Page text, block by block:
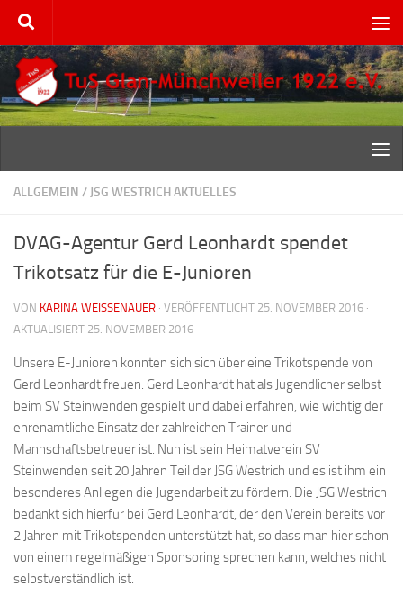
Zum Inhalt springen
ALLGEMEIN /JSG WESTRICH AKTUELLES
DVAG-Agentur Gerd Leonhardt spendet
Trikotsatz für die E-Junioren
VON KARINA WEISSENAUER · VERÖFFENTLICHT 25. NOVEMBER 2016 ·
AKTUALISIERT 25. NOVEMBER 2016
Unsere E-Junioren konnten sich sich über eine Trikotspende von
Gerd Leonhardt freuen. Gerd Leonhardt hat als Jugendlicher selbst
beim SV Steinwenden gespielt und dabei erfahren, wie wichtig der
ehrenamtliche Einsatz der zahlreichen Trainer und
Mannschaftsbetreuer ist. Nun ist sein Heimatverein SV
Steinwenden seit 20 Jahren Teil der JSG Westrich und es ist ihm ein
besonderes Anliegen die Jugendarbeit zu fördern. Die JSG Westrich
bedankt sich hierfür bei Gerd Leonhardt, der den Verein bereits vor
2 Jahren mit Trikotspenden unterstützt hat, so dass man hier schon
von einem regelmäßigen Sponsoring sprechen kann, welches nicht
selbstverständlich ist.